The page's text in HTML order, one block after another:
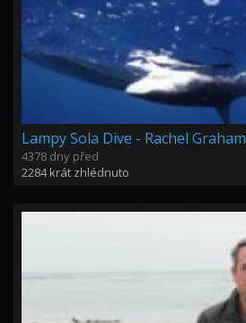
Lampy Sola Dive - Rachel Graham
4378 dny před
2284 krát zhlédnuto